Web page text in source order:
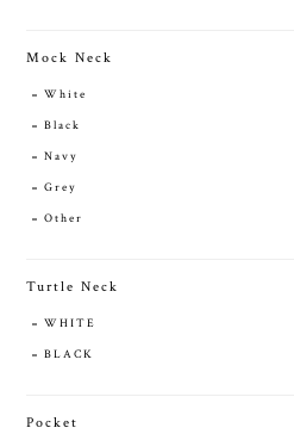
Mock Neck
White
Black
Navy
Grey
Other
Turtle Neck
WHITE
BLACK
Pocket